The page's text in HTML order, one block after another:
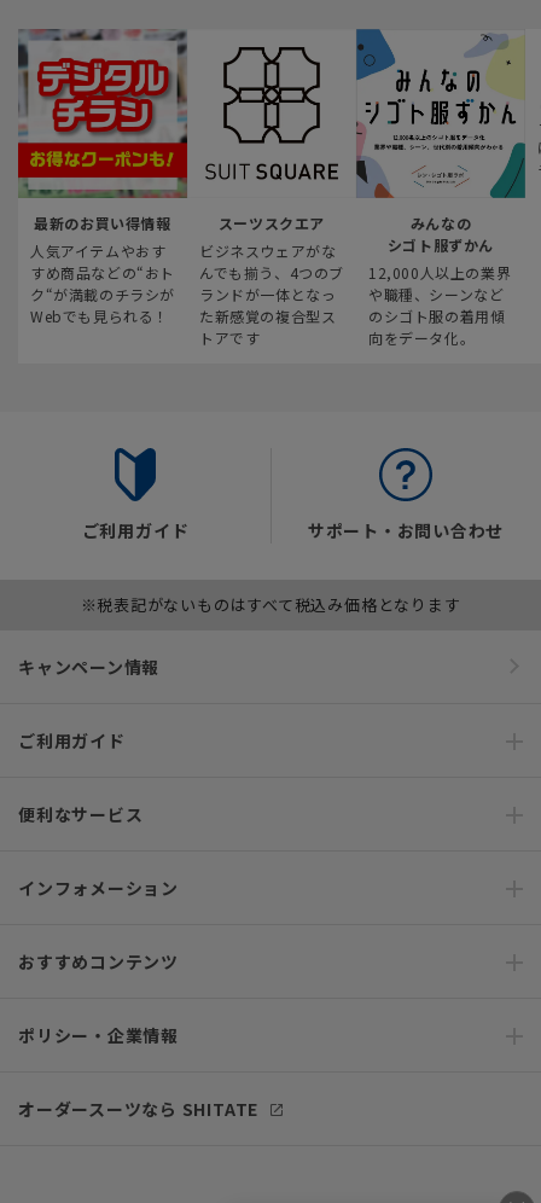
最新のお買い得情報
人気アイテムやおす
すめ商品などの“おト
ク“が満載のチラシが
Webでも見られる！
スーツスクエア
ビジネスウェアがな
んでも揃う、4つのブ
ランドが一体となっ
た新感覚の複合型ス
トアです
みんなの
シゴト服ずかん
12,000人以上の業界
や職種、シーンなど
のシゴト服の着用傾
向をデータ化。
ご利用ガイド サポート・お問い合わせ
※税表記がないものはすべて税込み価格となります
キャンペーン情報
ご利用ガイド
便利なサービス
インフォメーション
おすすめコンテンツ
ポリシー・企業情報
オーダースーツなら SHITATE